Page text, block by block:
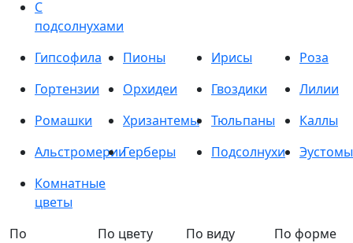
С
подсолнухами
Гипсофила Пионы Ирисы
Роза
Гортензии
Орхидеи Гвоздики
Лилии
Ромашки
Хризантемы Тюльпаны
Каллы
АльстромерииГерберы Подсолнухи
Эустомы
Комнатные
цветы
По
По цвету
По виду
По форме